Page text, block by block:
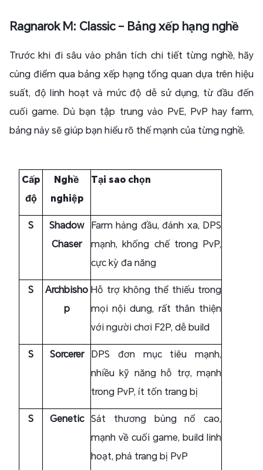
Ragnarok M: Classic – Bảng xếp hạng nghề
Trước khi đi sâu vào phân tích chi tiết từng nghề, hãy
cùng điểm qua bảng xếp hạng tổng quan dựa trên hiệu
suất, độ linh hoạt và mức độ dễ sử dụng, từ đầu đến
cuối game. Dù bạn tập trung vào PvE, PvP hay farm,
bảng này sẽ giúp bạn hiểu rõ thế mạnh của từng nghề.
Cấp
độ
Nghề
nghiệp
Tại sao chọn
S
Shadow
Chaser
Farm hàng đầu, đánh xa, DPS
mạnh, khống chế trong PvP,
cực kỳ đa năng
S
Archbisho
p
Hỗ trợ không thể thiếu trong
mọi nội dung, rất thân thiện
với người chơi F2P, dễ build
S Sorcerer
DPS đơn mục tiêu mạnh,
nhiều kỹ năng hỗ trợ, mạnh
trong PvP, ít tốn trang bị
S Genetic Sát thương bùng nổ cao,
mạnh về cuối game, build linh
hoạt, phá trang bị PvP